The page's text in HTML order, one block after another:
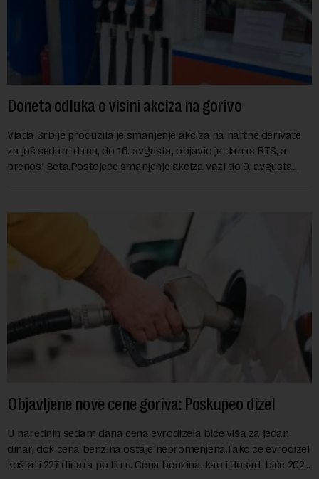
Doneta odluka o visini akciza na gorivo
Vlada Srbije produžila je smanjenje akciza na naftne derivate
za još sedam dana, do 16. avgusta, objavio je danas RTS, a
prenosi Beta.Postojeće smanjenje akciza važi do 9. avgusta
Objavljene nove cene goriva: Poskupeo dizel
U narednih sedam dana cena evrodizela biće viša za jedan
dinar, dok cena benzina ostaje nepromenjena.Tako će evrodizel
koštati 227 dinara po litru. Cena benzina, kao i dosad, biće 202